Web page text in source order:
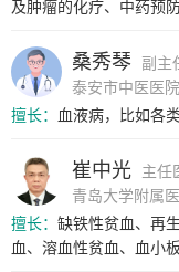
及肿瘤的化疗、中药预防
桑秀琴
副主
泰安市中医医
擅长：
血液病，比如各
崔中光
主任
青岛大学附属
擅长： 缺铁性贫血、再
血、溶血性贫血、血小